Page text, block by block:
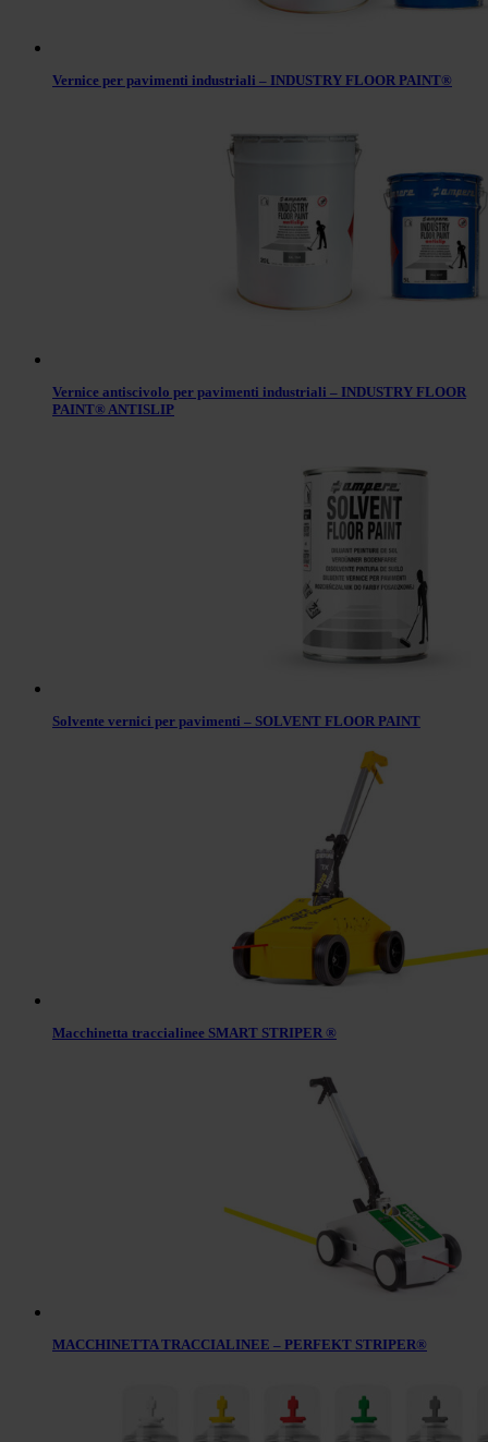
Vernice per pavimenti industriali – INDUSTRY FLOOR PAINT®
Vernice antiscivolo per pavimenti industriali – INDUSTRY FLOOR
PAINT® ANTISLIP
Solvente vernici per pavimenti – SOLVENT FLOOR PAINT
Macchinetta traccialinee SMART STRIPER ®
MACCHINETTA TRACCIALINEE – PERFEKT STRIPER®